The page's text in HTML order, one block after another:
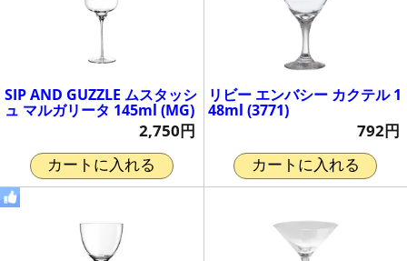
SIP AND GUZZLE ムスタッシ
ュ マルガリータ 145ml (MG)
2,750円
カートに入れる
リビー エンバシー カクテル 1
48ml (3771)
792円
カートに入れる